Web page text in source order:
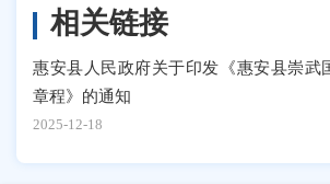
相关链接
惠安县人民政府关于印发《惠安县崇武
章程》的通知
2025-12-18